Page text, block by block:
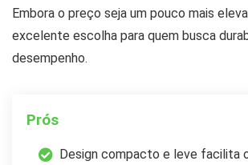
Embora o preço seja um pouco mais
excelente escolha para quem busca
desempenho.
Prós
Design compacto e leve facilita